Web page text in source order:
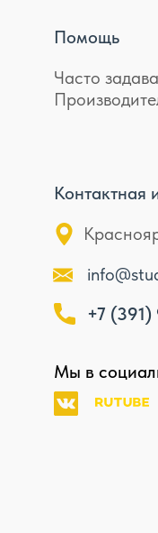
Помощь
Часто
Контактная
+7
Мы в